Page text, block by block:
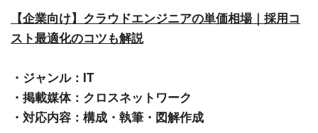
【企業向け】クラウドエンジニアの単価相場｜採用コ
スト最適化のコツも解説
・ジャンル：IT
・掲載媒体：クロスネットワーク
・対応内容：構成・執筆・図解作成